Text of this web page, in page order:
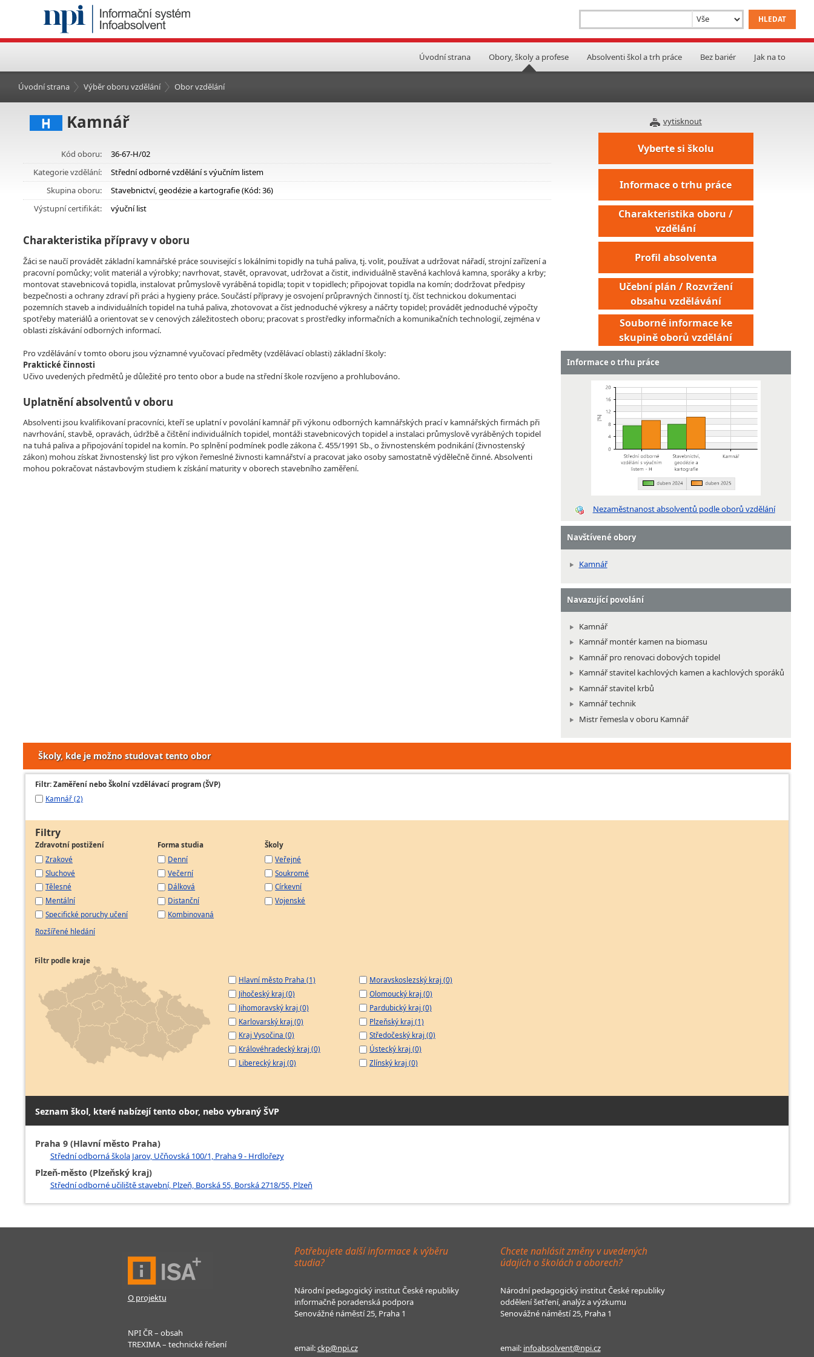
Úvodní strana Obory, školy a profese Absolventi škol a trh práce Bez bariér Jak na to
Úvodní strana Výběr oboru vzdělání Obor vzdělání
vytisknout
H Kamnář
Kód oboru:
36-67-H/02
Kategorie vzdělání:
Střední odborné vzdělání s výučním listem
Skupina oboru:
Stavebnictví, geodézie a kartografie (Kód: 36)
Výstupní certifikát:
výuční list
Charakteristika přípravy v oboru
Žáci se naučí provádět základní kamnářské práce související s lokálními topidly na tuhá paliva, tj. volit, používat a udržovat nářadí, strojní zařízení a
pracovní pomůcky; volit materiál a výrobky; navrhovat, stavět, opravovat, udržovat a čistit, individuálně stavěná kachlová kamna, sporáky a krby;
montovat stavebnicová topidla, instalovat průmyslově vyráběná topidla; topit v topidlech; připojovat topidla na komín; dodržovat předpisy
bezpečnosti a ochrany zdraví při práci a hygieny práce. Součástí přípravy je osvojení průpravných činností tj. číst technickou dokumentaci
pozemních staveb a individuálních topidel na tuhá paliva, zhotovovat a číst jednoduché výkresy a náčrty topidel; provádět jednoduché výpočty
spotřeby materiálů a orientovat se v cenových záležitostech oboru; pracovat s prostředky informačních a komunikačních technologií, zejména v
oblasti získávání odborných informací.
Pro vzdělávání v tomto oboru jsou významné vyučovací předměty (vzdělávací oblasti) základní školy:
Praktické činnosti
Učivo uvedených předmětů je důležité pro tento obor a bude na střední škole rozvíjeno a prohlubováno.
Uplatnění absolventů v oboru
Absolventi jsou kvalifikovaní pracovníci, kteří se uplatní v povolání kamnář při výkonu odborných kamnářských prací v kamnářských firmách při
navrhování, stavbě, opravách, údržbě a čištění individuálních topidel, montáži stavebnicových topidel a instalaci průmyslově vyráběných topidel
na tuhá paliva a připojování topidel na komín. Po splnění podmínek podle zákona č. 455/1991 Sb., o živnostenském podnikání (živnostenský
zákon) mohou získat živnostenský list pro výkon řemeslné živnosti kamnářství a pracovat jako osoby samostatně výdělečně činné. Absolventi
mohou pokračovat nástavbovým studiem k získání maturity v oborech stavebního zaměření.
Vyberte si školu
Informace o trhu práce
Charakteristika oboru /
vzdělání
Profil absolventa
Učební plán / Rozvržení
obsahu vzdělávání
Souborné informace ke
skupině oborů vzdělání
Informace o trhu práce
Nezaměstnanost absolventů podle oborů vzdělání
Navštívené obory
Kamnář
Navazující povolání
Kamnář
Kamnář montér kamen na biomasu
Kamnář pro renovaci dobových topidel
Kamnář stavitel kachlových kamen a kachlových sporáků
Kamnář stavitel krbů
Kamnář technik
Mistr řemesla v oboru Kamnář
Školy, kde je možno studovat tento obor
Filtr: Zaměření nebo Školní vzdělávací program (ŠVP)
Kamnář (2)
Filtry
Zdravotní postižení
Zrakové
Sluchové
Tělesné
Mentální
Specifické poruchy učení
Forma studia
Denní
Večerní
Dálková
Distanční
Kombinovaná
Školy
Veřejné
Soukromé
Církevní
Vojenské
Rozšířené hledání
Filtr podle kraje
Hlavní město Praha (1)
Jihočeský kraj (0)
Jihomoravský kraj (0)
Karlovarský kraj (0)
Kraj Vysočina (0)
Královéhradecký kraj (0)
Liberecký kraj (0)
Moravskoslezský kraj (0)
Olomoucký kraj (0)
Pardubický kraj (0)
Plzeňský kraj (1)
Středočeský kraj (0)
Ústecký kraj (0)
Zlínský kraj (0)
Seznam škol, které nabízejí tento obor, nebo vybraný ŠVP
Praha 9 (Hlavní město Praha)
Střední odborná škola Jarov, Učňovská 100/1, Praha 9 - Hrdlořezy
Plzeň-město (Plzeňský kraj)
Střední odborné učiliště stavební, Plzeň, Borská 55, Borská 2718/55, Plzeň
O projektu
NPI ČR – obsah
TREXIMA – technické řešení
Potřebujete další informace k výběru
studia?
Národní pedagogický institut České republiky
informačně poradenská podpora
Senovážné náměstí 25, Praha 1
email:ckp@npi.cz
Chcete nahlásit změny v uvedených
údajích o školách a oborech?
Národní pedagogický institut České republiky
oddělení šetření, analýz a výzkumu
Senovážné náměstí 25, Praha 1
email: infoabsolvent@npi.cz